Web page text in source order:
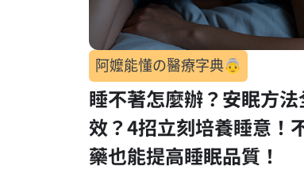
阿嬤能懂の醫療字典👵
睡不著怎麼辦？安眠方法
效？4招立刻培養睡意！
藥也能提高睡眠品質！